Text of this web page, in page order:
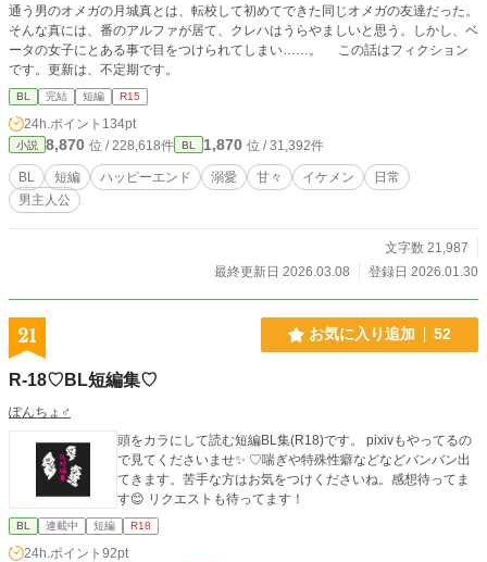
通う男のオメガの月城真とは、転校して初めてできた同じオメガの友達だった。
そんな真には、番のアルファが居て、クレハはうらやましいと思う。しかし、ベ
ータの女子にとある事で目をつけられてしまい……。 この話はフィクション
です。更新は、不定期です。
BL 完結 短編 R15
24h.ポイント 134pt
小説 8,870 位 / 228,618件 BL 1,870 位 / 31,392件
BL 短編 ハッピーエンド 溺愛 甘々 イケメン
日常
男主人公
文字数 21,987
最終更新日 2026.03.08
登録日 2026.01.30
21 お気に入り追加 52
R-18♡BL短編集♡
ぽんちょ♂
頭をカラにして読む短編BL集(R18)です。 pixivもやってるの
で見てくださいませ✨ ♡喘ぎや特殊性癖などなどバンバン出
てきます。苦手な方はお気をつけくださいね。感想待ってま
す😊 リクエストも待ってます！
BL 連載中 短編 R18
24h.ポイント 92pt